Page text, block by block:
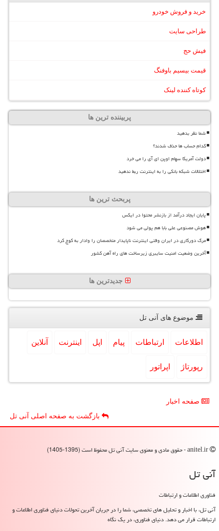
خرید و فروش خودرو
طراحی سایت
فیش حج
قیمت بیسیم باوفنگ
کوتاه کننده لینک
پربیننده ترین ها
شما نظر بدهید
کدام حساب ها حذف شدند؟
دولت آمریکا سهام اوپن ای آی را می خرد
اختلالات شبکه بانکی را به اینترنت ربط ندهید
پربحث ترین ها
پایان ایجاد درآمد از بازنشر محتوا در ایکس
هوش مصنوعی علی بابا هم پولی می شود
مرگ دورکاری در ایران وقتی اینترنت ناپایدار متخصصان را وادار به کوچ کرد
آخرین وضعیت امنیت سایبری زیرساخت های راه آهن کشور
جدیدترین ها
موضوع های آنی تل
اطلاعات ارتباطات پیام اپل اینترنت آنلاین
رپورتاژ اپراتور
صفحه اخبار
بازگشت به صفحه اصلی آنی تل
آنی تل
فناوری اطلاعات و ارتباطات
آنی تل، با اخبار و تحلیل های تخصصی، شما را در جریان آخرین تحولات دنیای فناوری اطلاعات و
ارتباطات قرار می دهد. دنیای فناوری، در یک نگاه